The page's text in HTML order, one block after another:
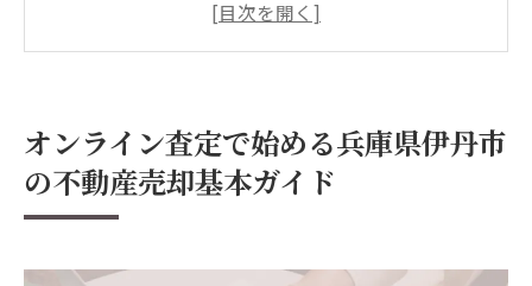
不動産売却時のトラブル回避策
専門家のサポートを受けるメリット
用する理由とは
オンライン査定で始める兵庫県伊丹市
の不動産売却基本ガイド